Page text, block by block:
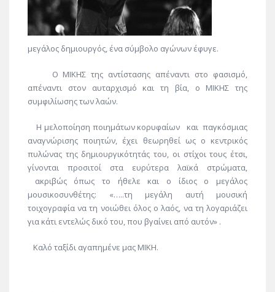
μεγάλος δημιουργός, ένα σύμβολο αγώνων έφυγε.
Ο ΜΙΚΗΣ της αντίστασης απέναντι στο φασισμό,
απέναντι στον αυταρχισμό και τη βία, ο ΜΙΚΗΣ της
συμφιλίωσης των λαών.
Η μελοποίηση ποιημάτων κορυφαίων καιπαγκόσμιας
αναγνώρισης ποιητών, έχει θεωρηθεί ως ο κεντρικός
πυλώνας της δημιουργικότητάς του, οι στίχοι τους έτσι
γίνονται προσιτοί στα ευρύτερα λαϊκά στρώματα
ακριβώς όπως το ήθελε και ο ίδιος ο μεγάλος
μουσικοσυνθέτης: «…..τη μεγάλη αυτή μουσική
τοιχογραφία να τη νοιώθει όλος ο λαός, να τη λογαριάζει
για κάτι εντελώς δικό του, που βγαίνει από αυτόν» .
Καλό ταξίδι αγαπημένε μας ΜΙΚΗ.